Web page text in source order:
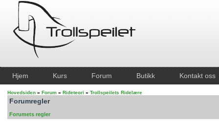
Hjem Kurs Forum Butikk Kontakt oss
Hovedsiden » Forum » Rideteori » Trollspeilets Ridelære
Forumregler
Forumets regler